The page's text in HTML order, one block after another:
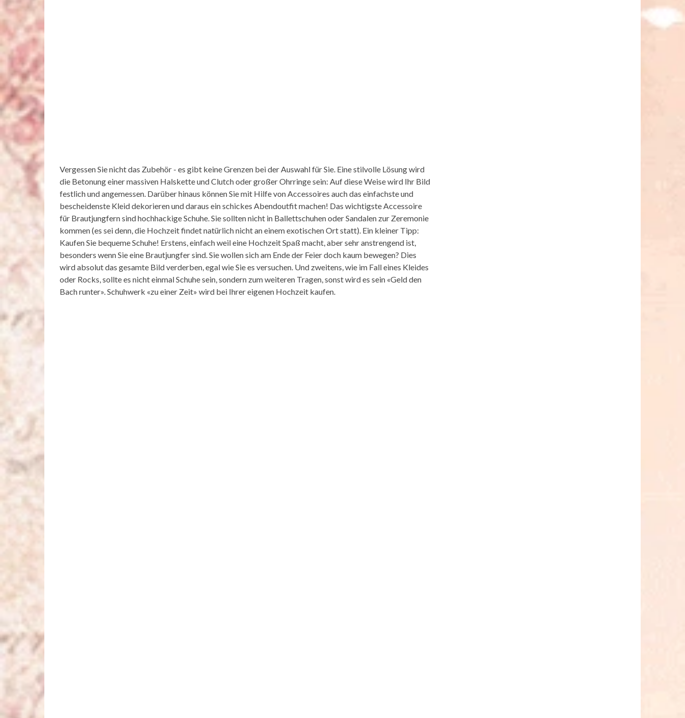
Vergessen Sie nicht das Zubehör - es gibt keine Grenzen bei der Auswahl für Sie. Eine stilvolle Lösung wird
die Betonung einer massiven Halskette und Clutch oder großer Ohrringe sein: Auf diese Weise wird Ihr Bild
festlich und angemessen. Darüber hinaus können Sie mit Hilfe von Accessoires auch das einfachste und
bescheidenste Kleid dekorieren und daraus ein schickes Abendoutfit machen! Das wichtigste Accessoire
für Brautjungfern sind hochhackige Schuhe. Sie sollten nicht in Ballettschuhen oder Sandalen zur Zeremonie
kommen (es sei denn, die Hochzeit findet natürlich nicht an einem exotischen Ort statt). Ein kleiner Tipp:
Kaufen Sie bequeme Schuhe! Erstens, einfach weil eine Hochzeit Spaß macht, aber sehr anstrengend ist,
besonders wenn Sie eine Brautjungfer sind. Sie wollen sich am Ende der Feier doch kaum bewegen? Dies
wird absolut das gesamte Bild verderben, egal wie Sie es versuchen. Und zweitens, wie im Fall eines Kleides
oder Rocks, sollte es nicht einmal Schuhe sein, sondern zum weiteren Tragen, sonst wird es sein «Geld den
Bach runter». Schuhwerk «zu einer Zeit» wird bei Ihrer eigenen Hochzeit kaufen.